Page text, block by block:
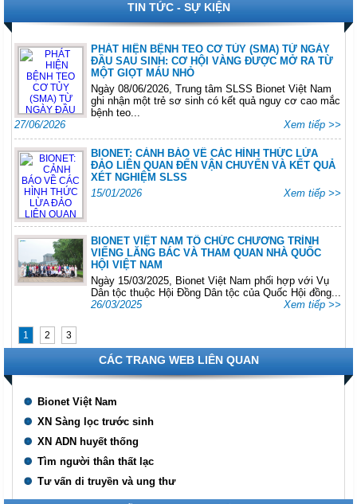
TIN TỨC - SỰ KIỆN
PHÁT HIỆN BỆNH TEO CƠ TỦY (SMA) TỪ NGÀY
ĐẦU SAU SINH: CƠ HỘI VÀNG ĐƯỢC MỞ RA TỪ
MỘT GIỌT MÁU NHỎ
Ngày 08/06/2026, Trung tâm SLSS Bionet Việt Nam
ghi nhận một trẻ sơ sinh có kết quả nguy cơ cao mắc
bệnh teo...
27/06/2026
Xem tiếp >>
BIONET: CẢNH BÁO VỀ CÁC HÌNH THỨC LỪA
ĐẢO LIÊN QUAN ĐẾN VẬN CHUYỂN VÀ KẾT QUẢ
XÉT NGHIỆM SLSS
15/01/2026
Xem tiếp >>
BIONET VIỆT NAM TỔ CHỨC CHƯƠNG TRÌNH
VIẾNG LĂNG BÁC VÀ THAM QUAN NHÀ QUỐC
HỘI VIỆT NAM
Ngày 15/03/2025, Bionet Việt Nam phối hợp với Vụ
Dân tộc thuộc Hội Đồng Dân tộc của Quốc Hội đồng...
26/03/2025
Xem tiếp >>
1 2 3
CÁC TRANG WEB LIÊN QUAN
Bionet Việt Nam
XN Sàng lọc trước sinh
XN ADN huyết thống
Tìm người thân thất lạc
Tư vấn di truyền và ung thư